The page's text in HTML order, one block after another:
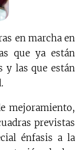
en marcha en
que ya están
y las que están
mejoramiento,
previstas
énfasis a la